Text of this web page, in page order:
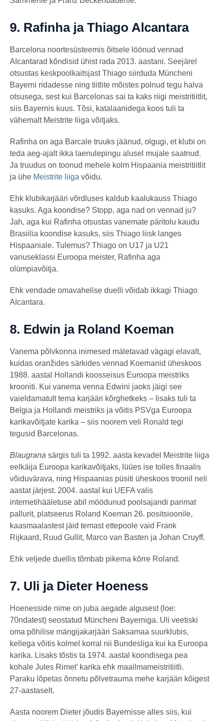
9. Rafinha ja Thiago Alcantara
Barcelona noortesüsteemis õitsele löönud vennad
Alcantarad kõndisid ühist rada 2013. aastani. Seejärel
otsustas keskpoolkaitsjast Thiago siirduda Müncheni
Bayerni ridadesse ning tiitlite mõistes polnud tegu halva
otsusega, sest kui Barcelonas sai ta kaks riigi meistritiitlit,
siis Bayernis kuus. Tõsi, katalaanidega koos tuli ta
vähemalt Meistrite liiga võitjaks.
Rafinha on aga Barcale truuks jäänud, olgugi, et klubi on
teda aeg-ajalt ikka laenulepingu alusel mujale saatnud.
Ja truudus on toonud mehele kolm Hispaania meistritiitlit
ja ühe Meistrite liiga võidu.
Ehk klubikarjääri võrdluses kaldub kaalukauss Thiago
kasuks. Aga koondise? Stopp, aga nad on vennad ju?
Jah, aga kui Rafinha otsustas vanemate päritolu kaudu
Brasiilia koondise kasuks, siis Thiago liisk langes
Hispaaniale. Tulemus? Thiago on U17 ja U21
vanuseklassi Euroopa meister, Rafinha aga
olümpiavõitja.
Ehk vendade omavahelise duelli võidab ikkagi Thiago
Alcantara.
8. Edwin ja Roland Koeman
Vanema põlvkonna inimesed mäletavad vägagi elavalt,
kuidas oranžides särkides vennad Koemanid üheskoos
1988. aastal Hollandi koosseisus Euroopa meistriks
krooniti. Kui vanema venna Edwini jaoks jäigi see
vaieldamatult tema karjääri kõrghetkeks – lisaks tuli ta
Belgia ja Hollandi meistriks ja võitis PSVga Euroopa
karikavõitjate karika – siis noorem veli Ronald tegi
tegusid Barcelonas.
Blaugrana särgis tuli ta 1992. aasta kevadel Meistrite liiga
eelkäija Euroopa karikavõitjaks, lüües ise tolles finaalis
võiduvärava, ning Hispaanias püsiti üheskoos troonil neli
aastat järjest. 2004. aastal kui UEFA valis
internetihääletuse abil möödunud poolsajandi parimat
pallurit, platseerus Roland Koeman 26. positsioonile,
kaasmaalastest jäid temast ettepoole vaid Frank
Rijkaard, Ruud Gullit, Marco van Basten ja Johan Cruyff.
Ehk veljede duellis tõmbab pikema kõrre Roland.
7. Uli ja Dieter Hoeness
Hoenesside nime on juba aegade algusest (loe:
70ndatest) seostatud Müncheni Bayerniga. Uli veetiski
oma põhilise mängijakarjääri Saksamaa suurklubis,
kellega võitis kolmel korral nii Bundesliga kui ka Euroopa
karika. Lisaks tõstis ta 1974. aastal koondisega pea
kohale Jules Rimet’ karika ehk maailmameistritiitli.
Paraku lõpetas õnnetu põlvetrauma mehe karjääri kõigest
27-aastaselt.
Aasta noorem Dieter jõudis Bayernisse alles siis, kui